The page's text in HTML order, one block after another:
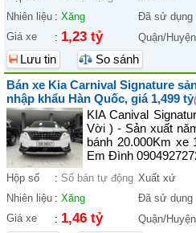
Nhiên liệu : Xăng Đã sử dụng
Giá xe
: 1,23 tỷ Quận/Huyện
Lưu tin
So sánh
Bán xe Kia Carnival Signature
nhập khẩu Hàn Quốc, giá 1,499 tỷ
KIA Canival
Vời ) - Sản xuất
bánh 20.000Km
Em Đình
Hộp số : Số bán tự động Xuất xứ
Nhiên liệu : Xăng Đã sử dụng
Giá xe
: 1,46 tỷ Quận/Huyện